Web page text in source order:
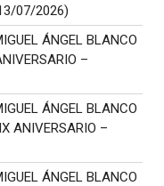
07/2026)
ÁNGEL BLANCO
–
ÁNGEL BLANCO
ANIVERSARIO –
ÁNGEL BLANCO